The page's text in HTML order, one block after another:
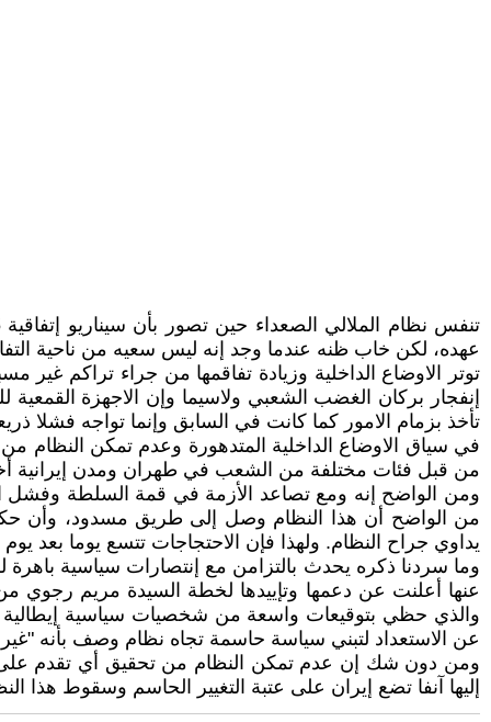
عهده، لکن خاب ظنه عندما وجد إنه ليس سعيه من ناحية
توتر الاوضاع الداخلية وزيادة تفاقمها من جراء تراکم
إنفجار برکان الغضب الشعبي ولاسيما وإن الاجهزة القمعية
تأخذ بزمام الامور کما کانت في السابق وإنما تواجه
من قبل فئات مختلفة من الشعب في طهران ومدن إيرانية
ومن الواضح إنه ومع تصاعد الأزمة في قمة السلطة وفشل
من الواضح أن هذا النظام وصل إلى طريق مسدود، وأن
يداوي جراح النظام. ولهذا فإن الاحتجاجات تتسع يوما بعد
وما سردنا ذکره يحدث بالتزامن مع إنتصارات سياسية باهرة
عنها أعلنت عن دعمها وتإييدها لخطة السيدة مريم رجوي من
والذي حظي بتوقيعات واسعة من شخصيات سياسية إيطالية
عن الاستعداد لتبني سياسة حاسمة تجاه نظام وصف بأنه "غير
ومن دون شك إن عدم تمکن النظام من تحقيق أي تقدم على
إليها آنفا تضع إيران على عتبة التغيير الحاسم وسقوط